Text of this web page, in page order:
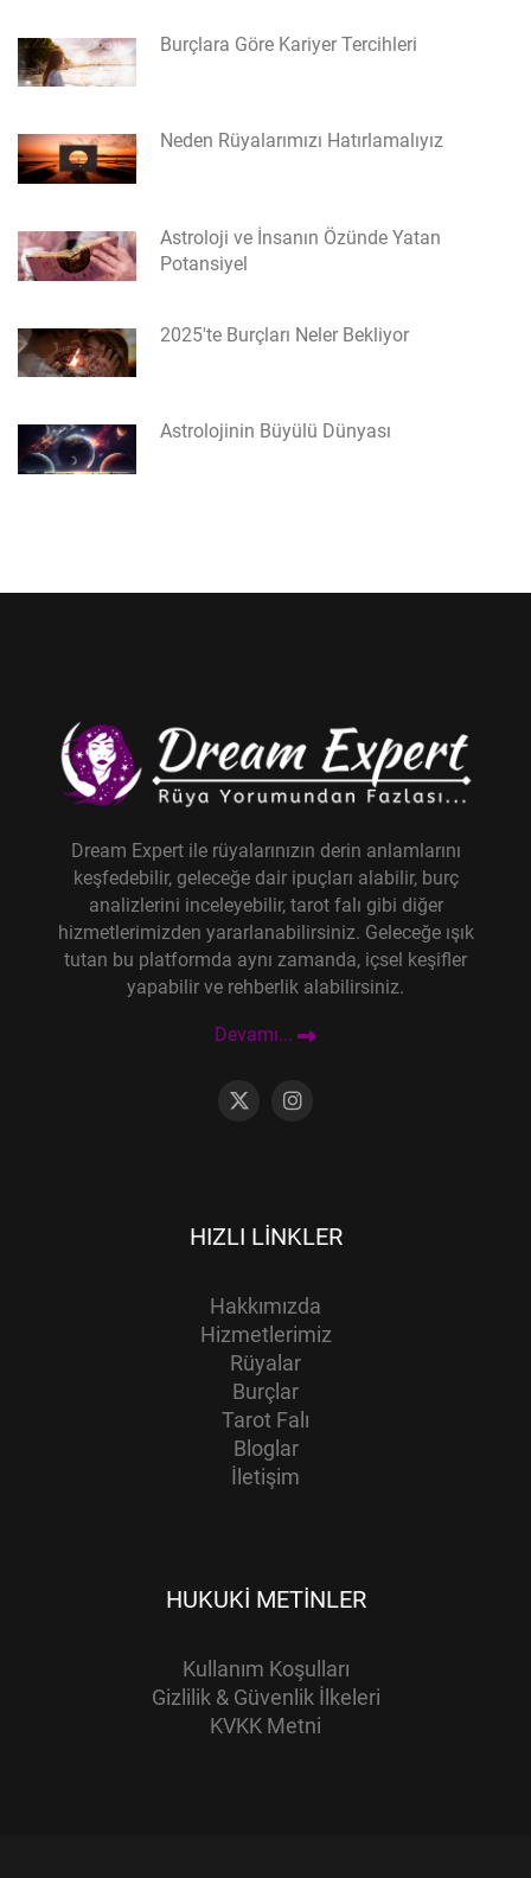
Burçlara Göre Kariyer Tercihleri
Neden Rüyalarımızı Hatırlamalıyız
Astroloji ve İnsanın Özünde Yatan
Potansiyel
2025'te Burçları Neler Bekliyor
Astrolojinin Büyülü Dünyası
Dream Expert ile rüyalarınızın derin anlamlarını
keşfedebilir, geleceğe dair ipuçları alabilir, burç
analizlerini inceleyebilir, tarot falı gibi diğer
hizmetlerimizden yararlanabilirsiniz. Geleceğe ışık
tutan bu platformda aynı zamanda, içsel keşifler
yapabilir ve rehberlik alabilirsiniz.
Devamı...
HIZLI LINKLER
Hakkımızda
Hizmetlerimiz
Rüyalar
Burçlar
Tarot Falı
Bloglar
İletişim
HUKUKI METINLER
Kullanım Koşulları
Gizlilik & Güvenlik İlkeleri
KVKK Metni